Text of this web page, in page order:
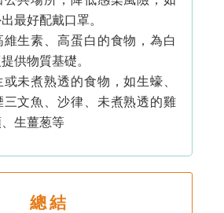
最好配戴口罩。
維生素、高蛋白的食物，為白
供物質基礎。
未煮熟透的食物，如生蠔、
三文魚、沙律、未煮熟透的雞
生薑葱等
總 結